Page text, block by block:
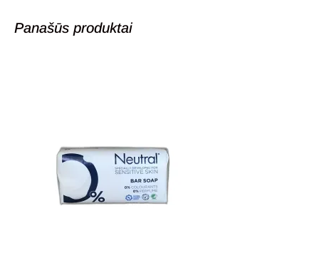
Panašūs produktai